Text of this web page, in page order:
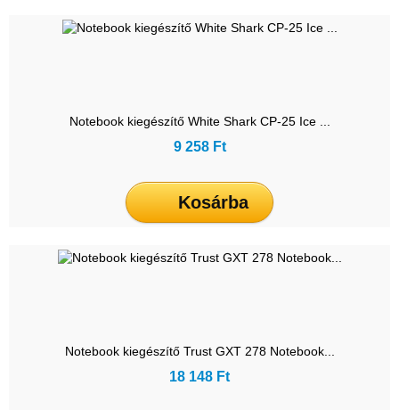
Notebook kiegészítő White Shark CP-25 Ice ...
9 258 Ft
Kosárba
Notebook kiegészítő Trust GXT 278 Notebook...
18 148 Ft